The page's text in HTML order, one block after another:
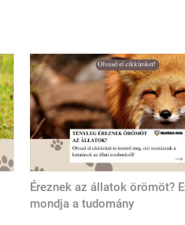
Éreznek az állatok örömöt?
mondja a tudomány